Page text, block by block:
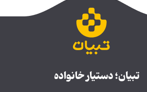
تبیان؛ دستیار خانواده